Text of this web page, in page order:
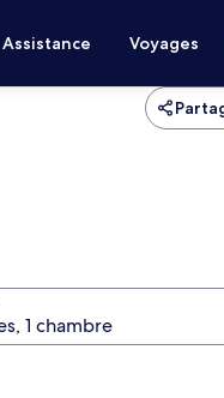
Assistance Voyages